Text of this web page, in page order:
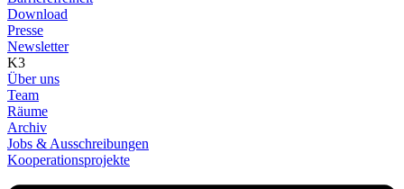
Download
Presse
Newsletter
K3
Über uns
Team
Räume
Archiv
Jobs & Ausschreibungen
Kooperationsprojekte